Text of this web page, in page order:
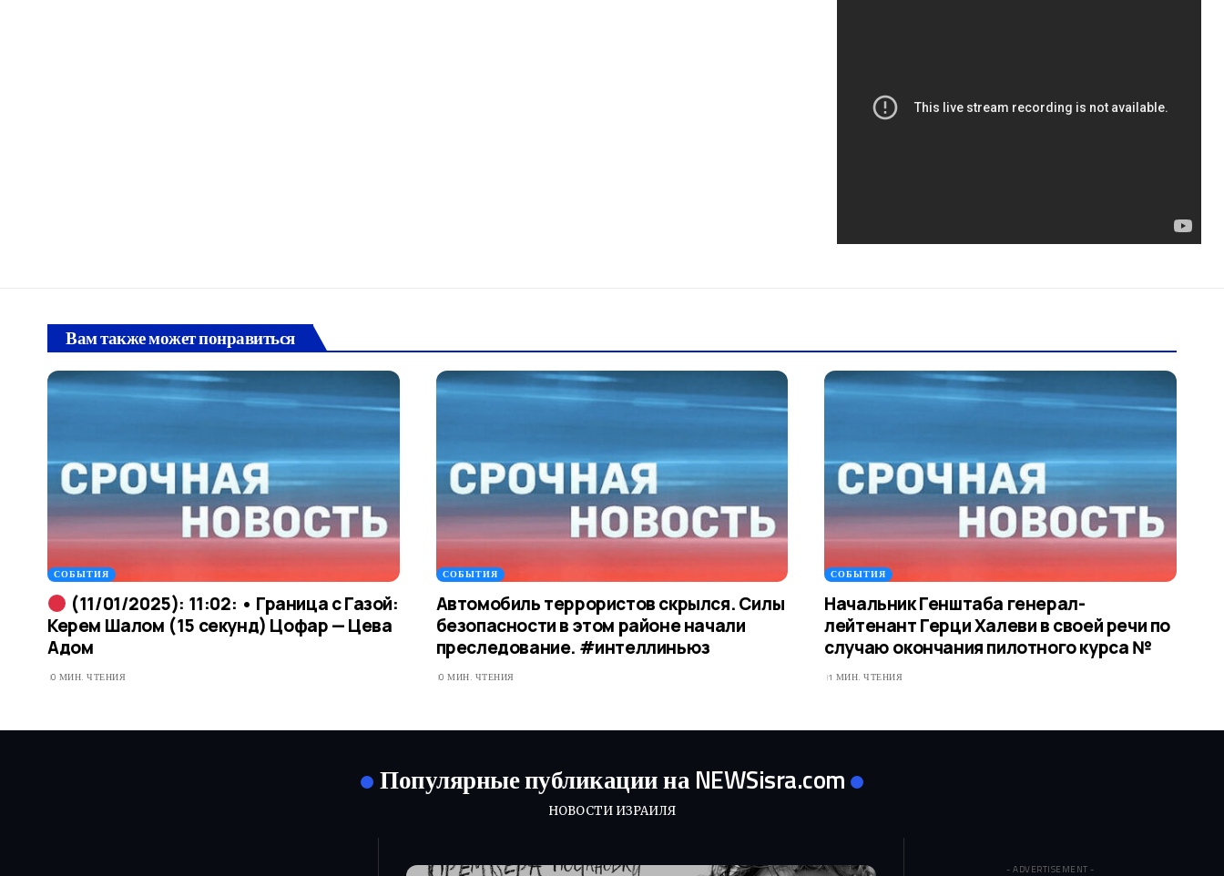
Вам также может понравиться
СОБЫТИЯ
(11/01/2025): 11:02: • Граница с Газой:
Керем Шалом (15 секунд) Цофар — Цева
Адом
0 МИН. ЧТЕНИЯ
СОБЫТИЯ
Автомобиль террористов скрылся. Силы
безопасности в этом районе начали
преследование. #интеллиньюз
0 МИН. ЧТЕНИЯ
СОБЫТИЯ
Начальник Генштаба генерал-
лейтенант Герци Халеви в своей речи по
случаю окончания пилотного курса №
1 МИН. ЧТЕНИЯ
Популярные публикации на NEWSisra.com
НОВОСТИ ИЗРАИЛЯ
- ADVERTISEMENT -